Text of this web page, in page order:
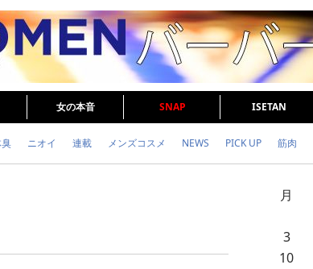
女の本音 SNAP ISETAN
ニオイ 連載 メンズコスメ NEWS PICK UP 筋肉
月
3
10